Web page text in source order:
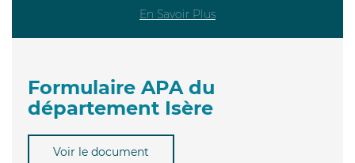
En Savoir Plus
Formulaire APA du
département Isère
Voir le document